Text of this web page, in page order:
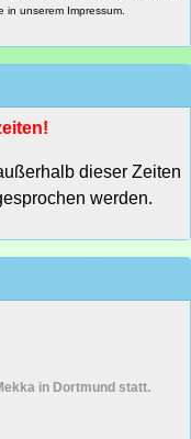
in unserem Impressum.
dieser Zeiten
werden.
in Dortmund statt.